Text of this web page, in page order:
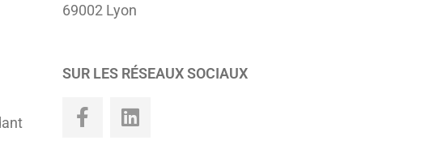
69002 Lyon
SUR LES RÉSEAUX SOCIAUX